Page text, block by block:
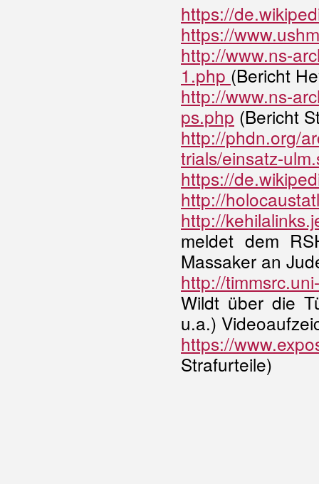
https://
https://
http://www.ns-
1.php (Bericht
http://www.ns-
ps.php (Bericht
http://phdn.org/
trials/einsatz-
https://
http://
http://
meldet dem
Massaker an
http://
Wildt über die
u.a.)
https://
Strafurteile)